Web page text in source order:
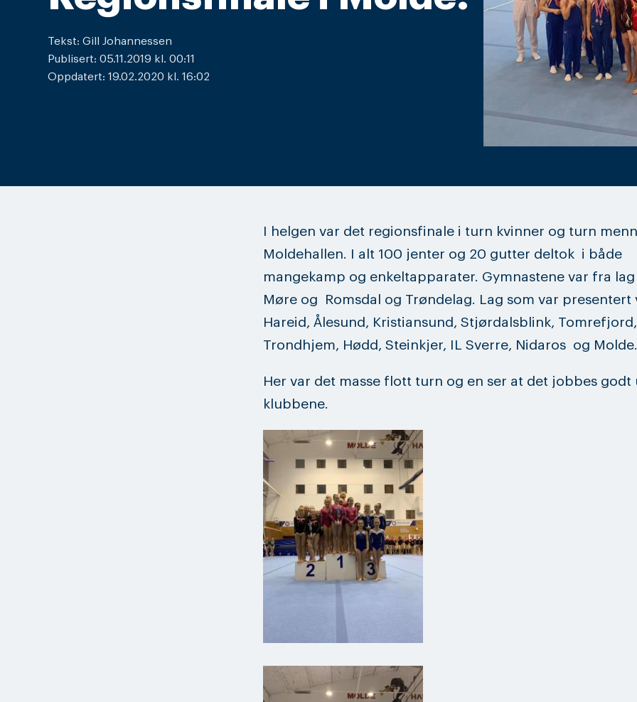
Tekst: Gill Johannessen
Publisert: 05.11.2019 kl. 00:11
Oppdatert: 19.02.2020 kl. 16:02
I helgen var det regionsfinale i turn kvinner og turn
Moldehallen. I alt 100 jenter og 20 gutter deltok i både
mangekamp og enkeltapparater. Gymnastene var fra
Møre og Romsdal og Trøndelag. Lag som var presentert
Hareid, Ålesund, Kristiansund, Stjørdalsblink, Tomrefjord,
Trondhjem, Hødd, Steinkjer, IL Sverre, Nidaros og Molde.
Her var det masse flott turn og en ser at det jobbes godt
klubbene.